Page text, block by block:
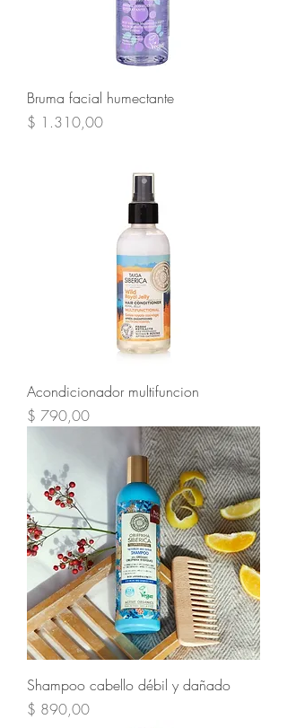
Bruma facial humectante
Precio
$ 1.310,00
Acondicionador multifuncion
Precio
$ 790,00
Shampoo cabello débil y dañado
Precio
$ 890,00